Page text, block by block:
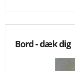
Bord - dæk dig